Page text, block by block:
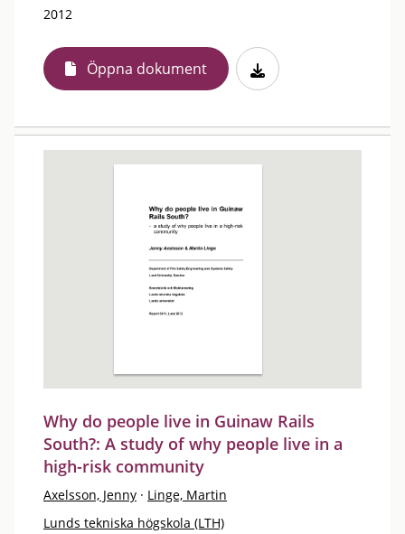
2012
Öppna dokument
Why do people live in Guinaw Rails
South?: A study of why people live in a
high-risk community
Axelsson, Jenny · Linge, Martin
Lunds tekniska högskola (LTH)